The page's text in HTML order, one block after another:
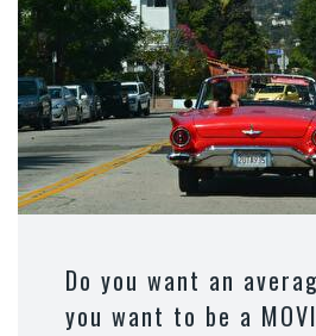
Do you want an
you want to be a